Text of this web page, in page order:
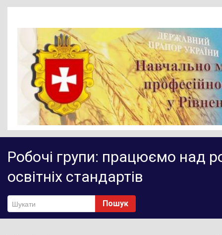
Головна
Новини
Діяльність НМЦ ПТО
Методичне забезпечення
Нормативно-правове забезпечення
Робочі групи: працюємо над
освітніх стандартів
Пошук